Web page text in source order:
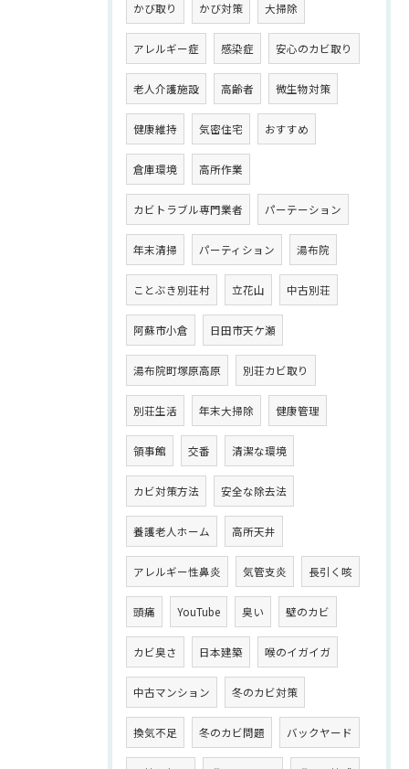
かび取り かび対策 大掃除
アレルギー症 感染症 安心のカビ取り
老人介護施設 高齢者 微生物対策
健康維持 気密住宅 おすすめ
倉庫環境 高所作業
カビトラブル専門業者 パーテーション
年末清掃 パーティション 湯布院
ことぶき別荘村 立花山 中古別荘
阿蘇市小倉 日田市天ケ瀬
湯布院町塚原高原 別荘カビ取り
別荘生活 年末大掃除 健康管理
領事館 交番 清潔な環境
カビ対策方法 安全な除去法
養護老人ホーム 高所天井
アレルギー性鼻炎 気管支炎 長引く咳
頭痛 YouTube 臭い 壁のカビ
カビ臭さ 日本建築 喉のイガイガ
中古マンション 冬のカビ対策
換気不足 冬のカビ問題 バックヤード